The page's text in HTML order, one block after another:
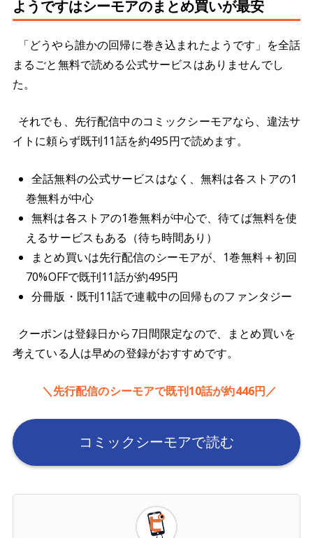
ようですはシーモアのまとめ買いが最安
「どうやら誰かの回帰に巻き込まれたようです」を全話
まるごと無料で読める公式サービスはありませんでし
た。
それでも、先行配信中のコミックシーモアなら、違法サ
イトに頼らず既刊11話を約495円で読めます。
全話無料の公式サービスはなく、無料は各ストアの1
巻無料が中心
無料は各ストアの1巻無料が中心で、待てば無料を使
えるサービスもある（待ち時間あり）
まとめ買いは先行配信のシーモアが、1巻無料＋初回
70%OFFで既刊11話が約495円
分冊版・既刊11話で連載中の回帰ものファンタジー
クーポンは登録日から7日間限定なので、まとめ買いを
考えている人は早めの登録がおすすめです。
＼先行配信のシーモアで既刊10話が約446円／
コミックシーモアで読む